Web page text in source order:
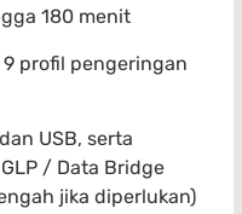
180 menit
profil pengeringan
USB, serta
/ Data Bridge
jika diperlukan)